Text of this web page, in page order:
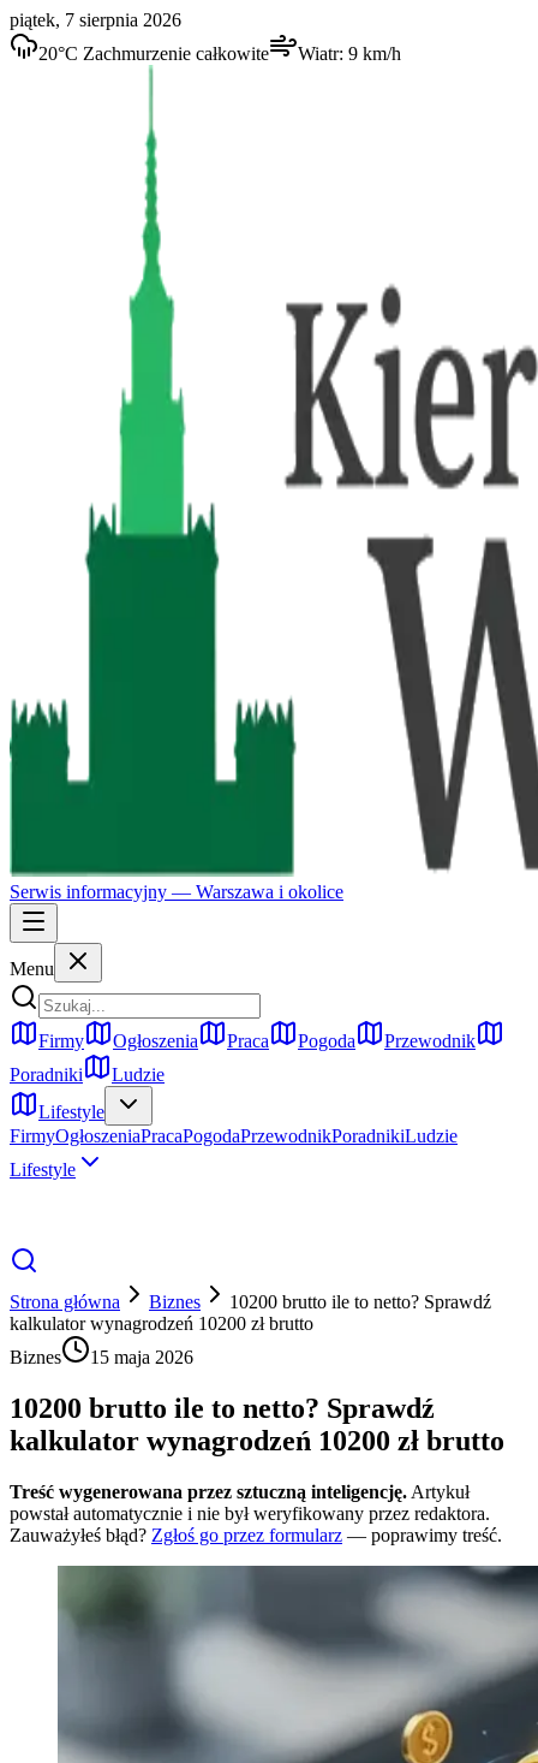
piątek, 7 sierpnia 2026
20°C Zachmurzenie całkowite Wiatr: 9 km/h
Serwis informacyjny — Warszawa i okolice
Menu
Firmy Ogłoszenia Praca Pogoda
Przewodnik
Poradniki
Ludzie
Lifestyle
FirmyOgłoszeniaPracaPogodaPrzewodnikPoradnikiLudzie
Lifestyle
Strona główna Biznes
10200 brutto ile to netto? Sprawdź
kalkulator wynagrodzeń 10200 zł brutto
Biznes
15 maja 2026
10200 brutto ile to netto? Sprawdź
kalkulator wynagrodzeń 10200 zł brutto
Treść wygenerowana przez sztuczną inteligencję. Artykuł
powstał automatycznie i nie był weryfikowany przez redaktora.
Zauważyłeś błąd? Zgłoś go przez formularz — poprawimy treść.